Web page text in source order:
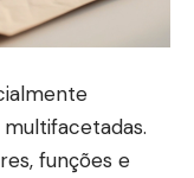
funções e